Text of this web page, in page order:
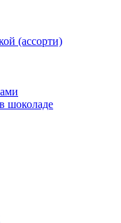
(ассорти)
шоколаде